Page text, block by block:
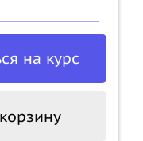
на курс